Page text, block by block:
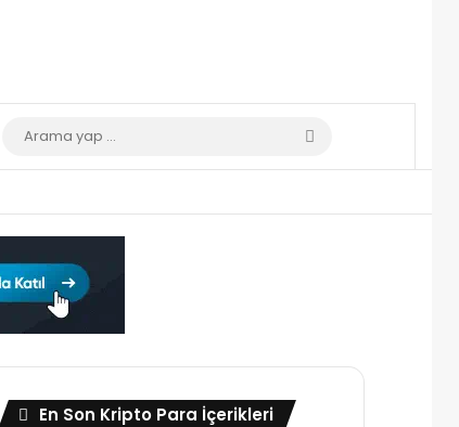
Dış görünümü değiştir
yap
...
En Son Kripto Para İçerikleri